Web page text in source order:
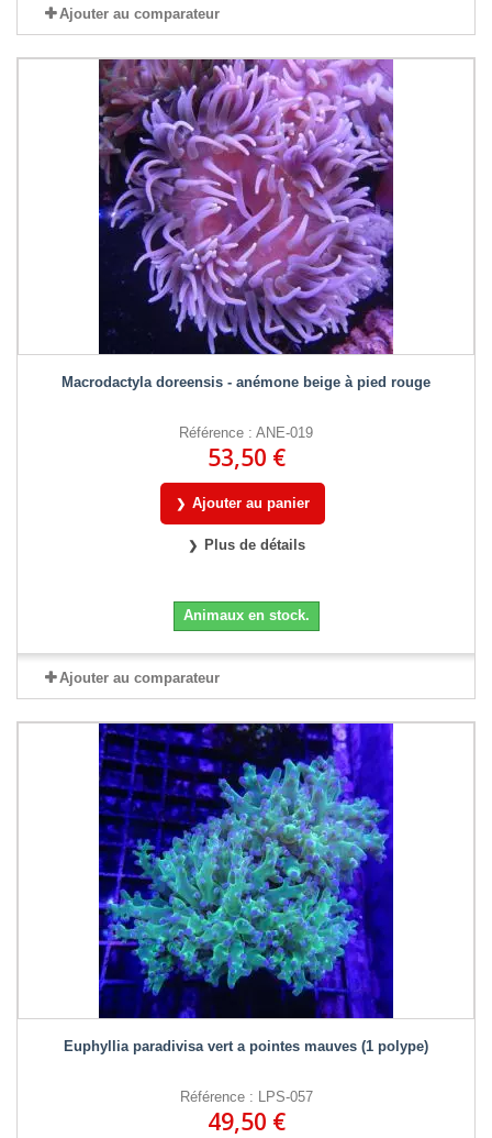
Ajouter au comparateur
Macrodactyla doreensis - anémone beige à pied rouge
Référence : ANE-019
53,50 €
Ajouter au panier
Plus de détails
Animaux en stock.
Ajouter au comparateur
Euphyllia paradivisa vert a pointes mauves (1 polype)
Référence : LPS-057
49,50 €